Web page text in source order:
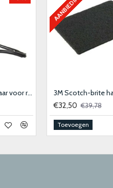
3 Standenschakelaar voor ruitenwissermotor
AANBIEDING
€32,50 €39,78
Toevoegen